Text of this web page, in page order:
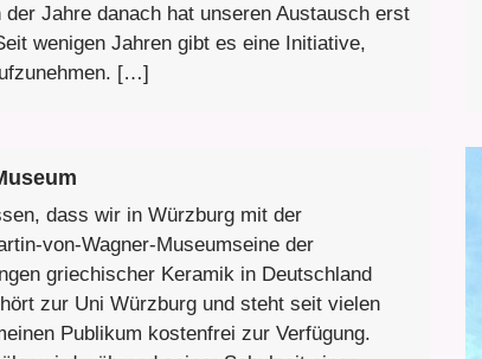
Jahre danach hat unseren Austausch erst
wenigen Jahren gibt es eine Initiative,
[…]
dass wir in Würzburg mit der
von-Wagner-Museumseine der
griechischer Keramik in Deutschland
zur Uni Würzburg und steht seit vielen
Publikum kostenfrei zur Verfügung.